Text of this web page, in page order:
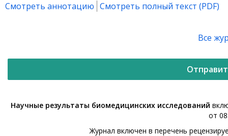
Смотреть аннотацию Смотреть полный текст (PDF)
Все
Научные результаты биомедицинских исследований
от
Журнал включен в перечень